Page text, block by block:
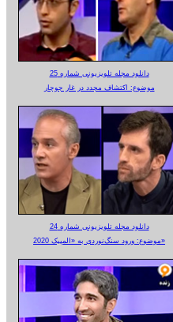
دانلود مجله تلویزیونی شماره 25
موضوع: اکتشاف مجدد در غار جوجار
دانلود مجله تلویزیونی شماره 24
موضوع: ورود سنگ‌نوردی به «المپیک 2020»